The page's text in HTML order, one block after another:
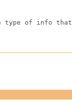
type of info that